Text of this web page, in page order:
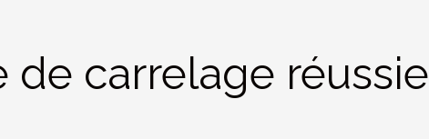
de carrelage réussie